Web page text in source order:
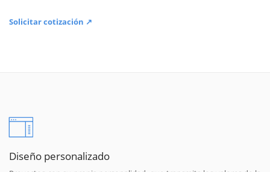
Solicitar cotización ↗
Diseño personalizado